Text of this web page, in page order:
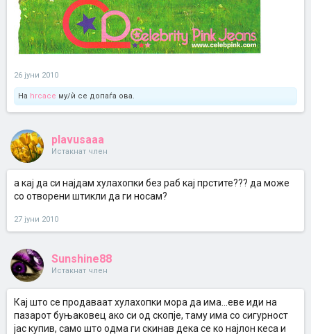
26 јуни 2010
На hrcace му/ѝ се допаѓа ова.
plavusaaa
Истакнат член
а кај да си најдам хулахопки без раб кај прстите??? да може
со отворени штикли да ги носам?
27 јуни 2010
Sunshine88
Истакнат член
Кај што се продаваат хулахопки мора да има...еве иди на
пазарот буњаковец ако си од скопје, таму има со сигурност
јас купив, само што одма ги скинав дека се ко најлон кеса и